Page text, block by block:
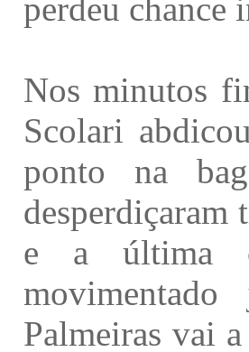
perdeu chance
Nos minutos
Scolari
ponto na
desperdiçaram
e a última
Palmeiras vai